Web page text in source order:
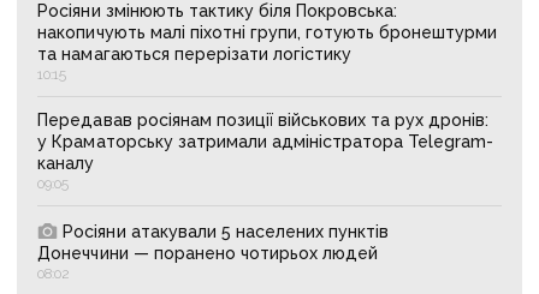
Росіяни змінюють тактику біля Покровська:
накопичують малі піхотні групи, готують бронештурми
та намагаються перерізати логістику
10:15
Передавав росіянам позиції військових та рух дронів:
у Краматорську затримали адміністратора Telegram-
каналу
09:05
Росіяни атакували 5 населених пунктів
Донеччини — поранено чотирьох людей
08:02